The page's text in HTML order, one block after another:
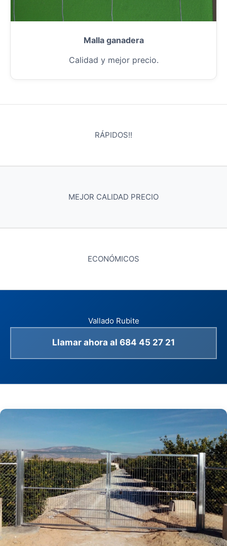
Malla ganadera
Calidad y mejor precio.
RÁPIDOS!!
MEJOR CALIDAD PRECIO
ECONÓMICOS
Vallado Rubite
Llamar ahora al 684 45 27 21